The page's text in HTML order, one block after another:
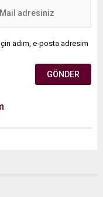
adım, e-posta adresim